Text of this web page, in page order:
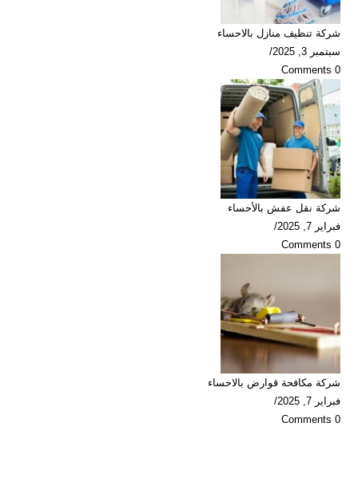
شركة تنظيف منازل بالاحساء
سبتمبر 3, 2025
/
0 Comments
شركة نقل عفش بالأحساء
فبراير 7, 2025
/
0 Comments
شركة مكافحة قوارض بالاحساء
فبراير 7, 2025
/
0 Comments